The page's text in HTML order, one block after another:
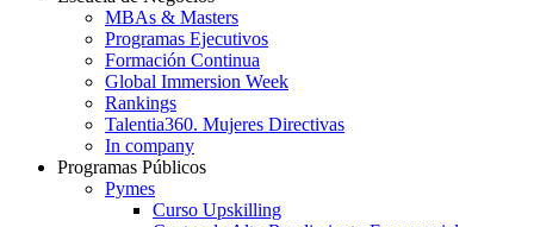
MBAs & Masters
Programas Ejecutivos
Formación Continua
Global Immersion Week
Rankings
Talentia360. Mujeres Directivas
In company
Programas Públicos
Pymes
Curso Upskilling